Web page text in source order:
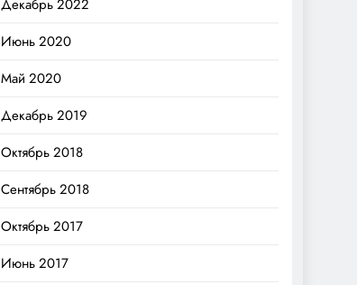
Декабрь 2022
Июнь 2020
Май 2020
Декабрь 2019
Октябрь 2018
Сентябрь 2018
Октябрь 2017
Июнь 2017